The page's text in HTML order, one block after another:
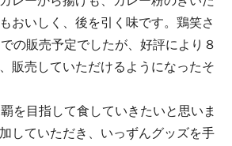
おいしく、後を引く味です。鶏笑さ
の販売予定でしたが、好評により８
販売していただけるようになったそ
を目指して食していきたいと思いま
していただき、いっずんグッズを手